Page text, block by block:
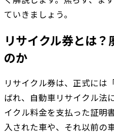
ていきましょう。
リサイクル券とは
のか
リサイクル券は、正式には
ばれ、自動車リサイクル法
イクル料金を支払った証明
入された車や、それ以前の